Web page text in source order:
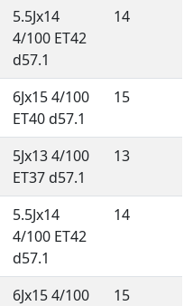
5.5Jx14
4/100 ET42
d57.1
14
6Jx15 4/100
ET40 d57.1
15
5Jx13 4/100
ET37 d57.1
13
5.5Jx14
4/100 ET42
d57.1
14
6Jx15 4/100
15